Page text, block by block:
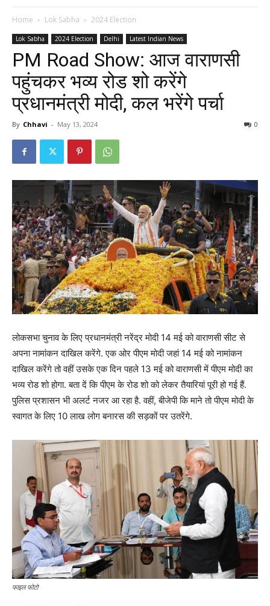
Home Lok Sabha 2024 Election
Lok Sabha 2024 Election Delhi Latest Indian News
PM Road Show: आज वाराणसी
पहुंचकर भव्य रोड शो करेंगे
प्रधानमंत्री मोदी, कल भरेंगे पर्चा
By Chhavi - May 13, 2024 0
लोकसभा चुनाव के लिए प्रधानमंत्री नरेंद्र मोदी 14 मई को वाराणसी सीट से
अपना नामांकन दाखिल करेंगे. एक ओर पीएम मोदी जहां 14 मई को नामांकन
दाखिल करेंगे तो वहीं उसके एक दिन पहले 13 मई को वाराणसी में पीएम मोदी का
भव्य रोड शो होगा. बता दें कि पीएम के रोड शो को लेकर तैयारियां पूरी हो गई हैं.
पुलिस प्रशासन भी अलर्ट नजर आ रहा है. वहीं, बीजेपी कि माने तो पीएम मोदी के
स्वागत के लिए 10 लाख लोग बनारस की सड़कों पर उतरेंगे.
फाइल फोटो